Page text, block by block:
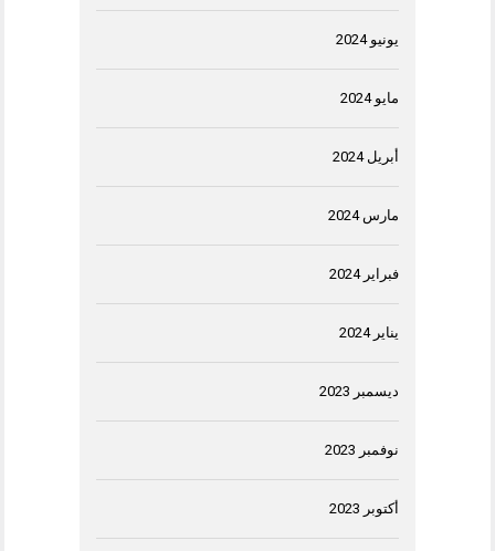
يونيو 2024
مايو 2024
أبريل 2024
مارس 2024
فبراير 2024
يناير 2024
ديسمبر 2023
نوفمبر 2023
أكتوبر 2023